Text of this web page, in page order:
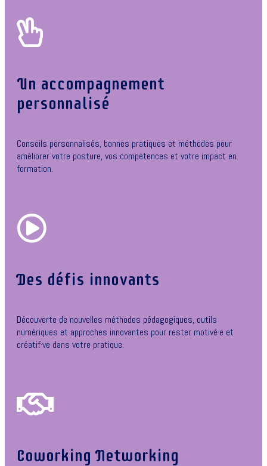
Un accompagnement
personnalisé
Conseils personnalisés, bonnes pratiques et méthodes pour
améliorer votre posture, vos compétences et votre impact en
formation.
Des défis innovants
Découverte de nouvelles méthodes pédagogiques, outils
numériques et approches innovantes pour rester motivé·e et
créatif·ve dans votre pratique.
Coworking Networking